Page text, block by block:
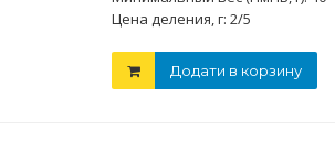
Цена деления, г: 2/5
Додати в корзину